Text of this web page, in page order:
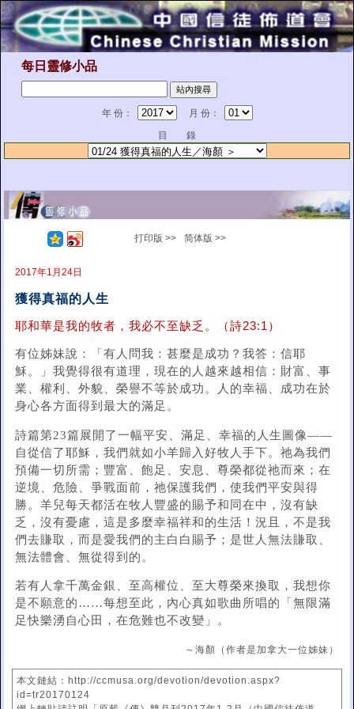
每日靈修小品
年 份：
月 份：
目 錄
打印版 >> 简体版 >>
2017年1月24日
獲得真福的人生
耶和華是我的牧者，我必不至缺乏。（詩23:1）
有位姊妹說：「有人問我：甚麼是成功？我答：信耶
穌。」我覺得很有道理，現在的人越來越相信：財富、事
業、權利、外貌、榮譽不等於成功。人的幸福、成功在於
身心各方面得到最大的滿足。
詩篇第23篇展開了一幅平安、滿足、幸福的人生圖像——
自從信了耶穌，我們就如小羊歸入好牧人手下。祂為我們
預備一切所需；豐富、飽足、安息、尊榮都從祂而來；在
逆境、危險、爭戰面前，祂保護我們，使我們平安與得
勝。羊兒每天都活在牧人豐盛的賜予和同在中，沒有缺
乏，沒有憂慮，這是多麼幸福祥和的生活！況且，不是我
們去賺取，而是愛我們的主白白賜予；是世人無法賺取、
無法體會、無從得到的。
若有人拿千萬金銀、至高權位、至大尊榮來換取，我想你
是不願意的……每想至此，內心真如歌曲所唱的「無限滿
足快樂湧自心田，在危難也不改變」。
～海顏（作者是加拿大一位姊妹）
本文鏈結：http://ccmusa.org/devotion/devotion.aspx?
id=tr20170124